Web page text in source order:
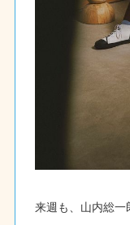
来週も、山内総一